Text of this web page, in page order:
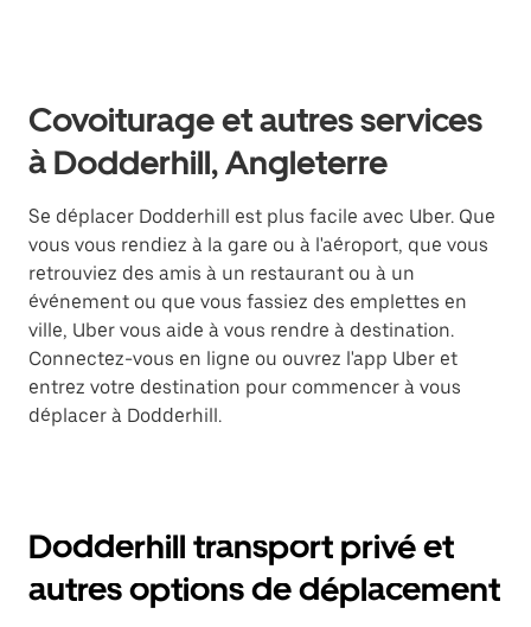
Covoiturage et autres services
à Dodderhill, Angleterre
Se déplacer Dodderhill est plus facile avec Uber. Que
vous vous rendiez à la gare ou à l'aéroport, que vous
retrouviez des amis à un restaurant ou à un
événement ou que vous fassiez des emplettes en
ville, Uber vous aide à vous rendre à destination.
Connectez-vous en ligne ou ouvrez l'app Uber et
entrez votre destination pour commencer à vous
déplacer à Dodderhill.
Dodderhill transport privé et
autres options de déplacement